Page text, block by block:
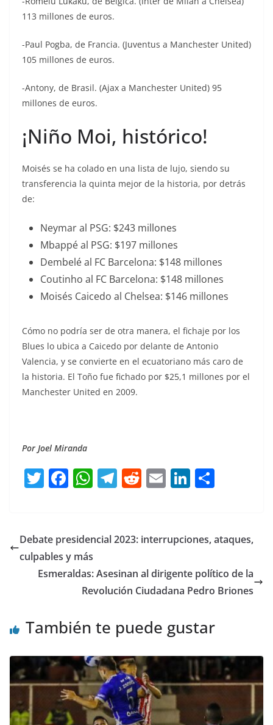
113 millones de euros.
-Paul Pogba, de Francia. (Juventus a Manchester United)
105 millones de euros.
-Antony, de Brasil. (Ajax a Manchester United) 95
millones de euros.
¡Niño Moi, histórico!
Moisés se ha colado en una lista de lujo, siendo su
transferencia la quinta mejor de la historia, por detrás
de:
Neymar al PSG: $243 millones
Mbappé al PSG: $197 millones
Dembelé al FC Barcelona: $148 millones
Coutinho al FC Barcelona: $148 millones
Moisés Caicedo al Chelsea: $146 millones
Cómo no podría ser de otra manera, el fichaje por los
Blues lo ubica a Caicedo por delante de Antonio
Valencia, y se convierte en el ecuatoriano más caro de
la historia. El Toño fue fichado por $25,1 millones por el
Manchester United en 2009.
Por Joel Miranda
T
er
F
e
b
o
k
W
s
p
p
T
gr
m
R
di
E
l
Li
e
n
p
tir
Debate presidencial 2023: interrupciones, ataques,
culpables y más
Esmeraldas: Asesinan al dirigente político de la
Revolución Ciudadana Pedro Briones
También te puede gustar